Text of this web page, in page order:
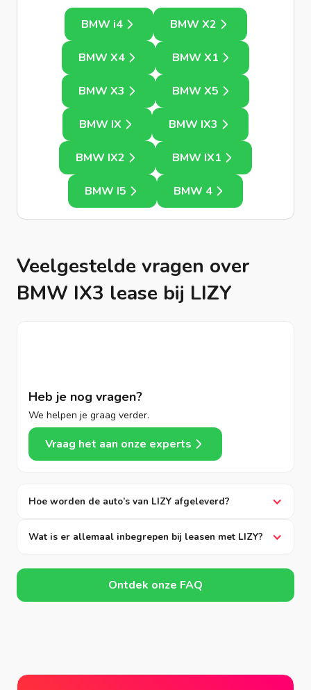
BMW i4 BMW X2
BMW X4 BMW X1
BMW X3 BMW X5
BMW IX BMW IX3
BMW IX2 BMW IX1
BMW I5 BMW 4
Veelgestelde vragen over
BMW IX3 lease bij LIZY
Heb je nog vragen?
We helpen je graag verder.
Vraag het aan onze experts
Hoe worden de auto’s van LIZY afgeleverd?
Wat is er allemaal inbegrepen bij leasen met LIZY?
Ontdek onze FAQ